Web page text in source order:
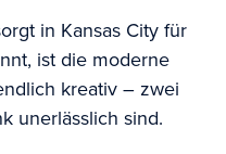
in Kansas City für
ist die moderne
kreativ – zwei
unerlässlich sind.